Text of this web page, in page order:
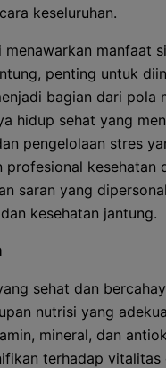
keseluruhan.
menawarkan manfaat
penting untuk
bagian dari pola
hidup sehat yang
pengelolaan stres
profesional kesehatan
saran yang
kesehatan jantung.
sehat dan
nutrisi yang
mineral, dan
terhadap vitalitas